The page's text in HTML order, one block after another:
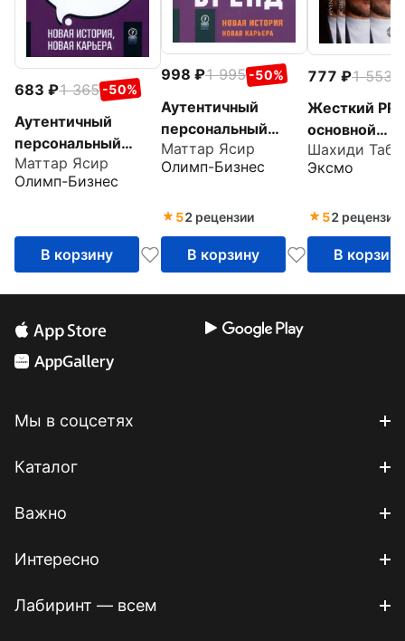
683 1 365 -50%
Аутентичный
персональный
ребренд. Новая
история, новая
Маттар Ясир
Олимп-Бизнес
В корзину
998 1 995 -50%
Аутентичный
персональный
ребрендинг. Новая
история, новая
Маттар Ясир
Олимп-Бизнес
52 рецензии
В корзину
777 1 553
Жесткий PR
основной
инструмент
повышения
Шахиди
Эксмо
52 рецензии
В корзину
Мы в соцсетях
Каталог
Важно
Интересно
Лабиринт — всем